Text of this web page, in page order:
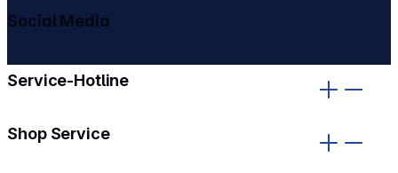
Service-Hotline
Shop Service
Social Media